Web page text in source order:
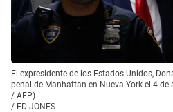
El expresidente de los Estados Unidos,
penal de Manhattan en Nueva York el 4 de
/ AFP)
/ ED JONES